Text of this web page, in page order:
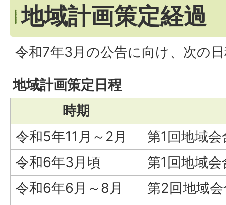
地域計画策定経過
令和7年3月の公告に向け、次の
地域計画策定日程
時期
令和5年11月～2月
第1回地域
令和6年3月頃
第1回地域
令和6年6月～8月
第2回地域